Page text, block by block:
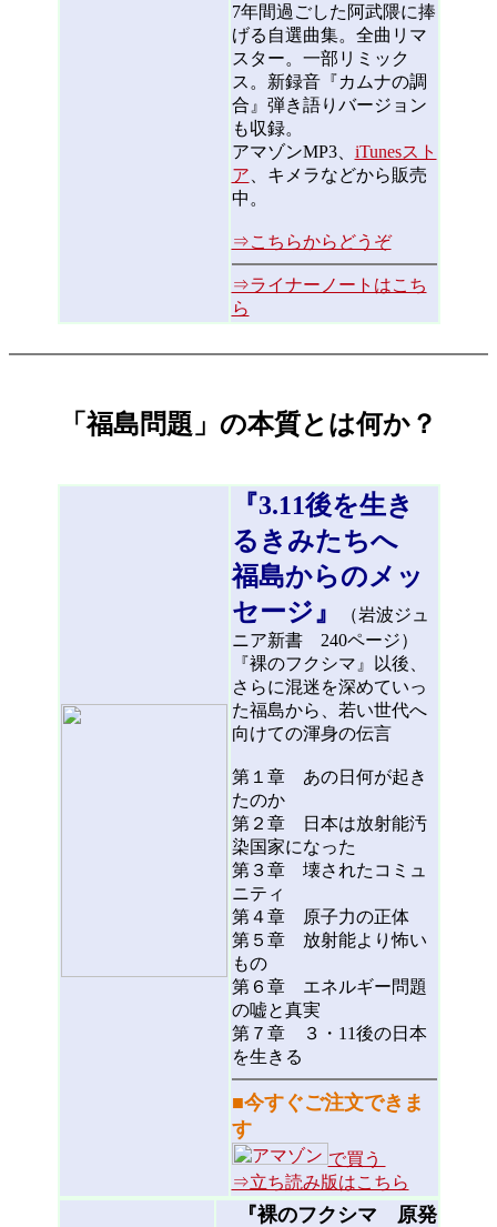
7年間過ごした阿武隈に捧
げる自選曲集。全曲リマ
スター。一部リミック
ス。新録音『カムナの調
合』弾き語りバージョン
も収録。
アマゾンMP3、 iTunesスト
ア 、キメラなどから販売
中。
⇒こちらからどうぞ
⇒ライナーノートはこち
ら
「福島問題」の本質とは何か？
『3.11後を生き
るきみたちへ
福島からのメッ
セージ』
（岩波ジュ
ニア新書 240ページ）
『裸のフクシマ』以後、
さらに混迷を深めていっ
た福島から、若い世代へ
向けての渾身の伝言
第１章 あの日何が起き
たのか
第２章 日本は放射能汚
染国家になった
第３章 壊されたコミュ
ニティ
第４章 原子力の正体
第５章 放射能より怖い
もの
第６章 エネルギー問題
の嘘と真実
第７章 ３・11後の日本
を生きる
■今すぐご注文できま
す
で買う
⇒立ち読み版はこちら
『裸のフクシマ 原発